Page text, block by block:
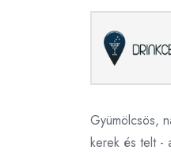
Gyümölcsös,
kerek és telt -